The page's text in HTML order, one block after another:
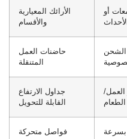
الأرائك المعيارية
والأقسام
أو
حاضنات العمل
المتنقلة
الشحن
جداول الارتفاع
القابلة للتحويل
العمل/
فواصل متحركة